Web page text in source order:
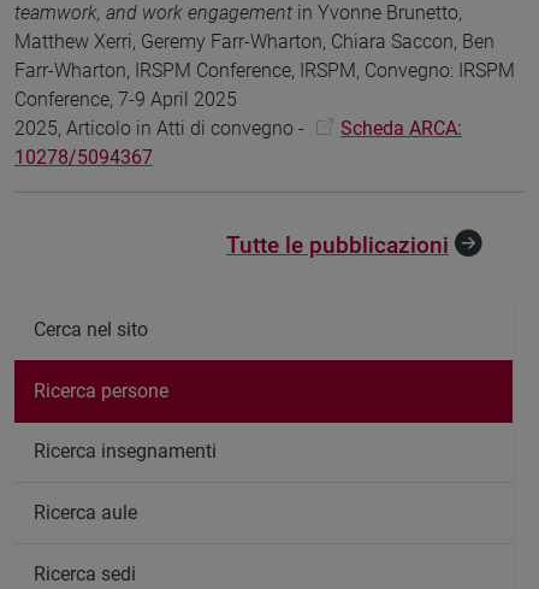
teamwork, and work engagement in Yvonne Brunetto,
Matthew Xerri, Geremy Farr-Wharton, Chiara Saccon, Ben
Farr-Wharton, IRSPM Conference, IRSPM, Convegno: IRSPM
Conference, 7-9 April 2025
2025, Articolo in Atti di convegno -
Scheda ARCA:
10278/5094367
Tutte le pubblicazioni
Cerca nel sito
Ricerca persone
Ricerca insegnamenti
Ricerca aule
Ricerca sedi